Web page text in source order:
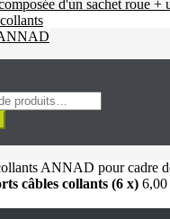
câbles collants (6 x) 6,00